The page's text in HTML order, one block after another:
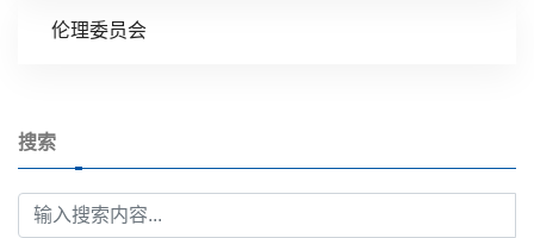
伦理委员会
搜索